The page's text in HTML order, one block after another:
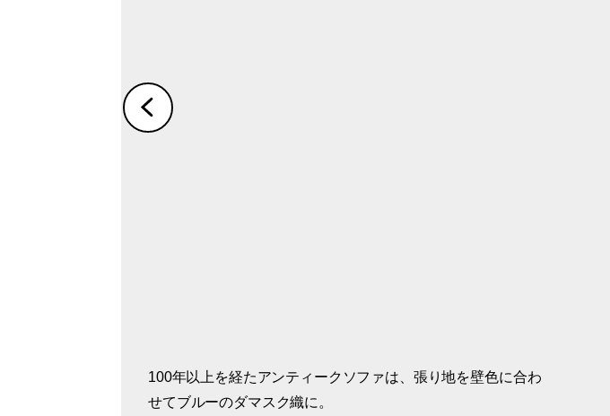
100年以上を経たアンティークソファは、張り地を壁色に合わ
せてブルーのダマスク織に。
ダイニングの赤と対比させつつ、壁を彩る絵画が映える色に、
と白壁をブルーに塗り替えたリビング。マントルピースの上